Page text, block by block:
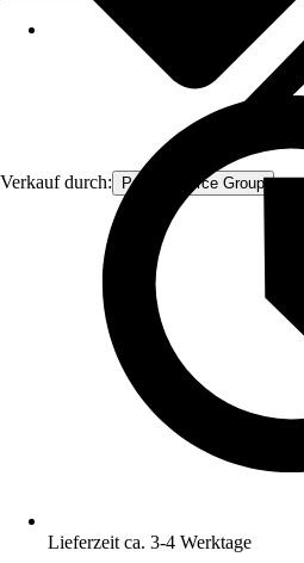
Verkauf durch: Procommerce Group
Lieferzeit ca. 3-4 Werktage